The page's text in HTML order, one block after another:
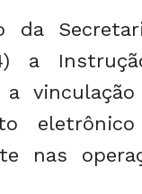
a
nas